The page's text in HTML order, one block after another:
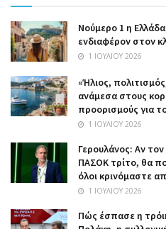
Nούμερο 1 η
ενδιαφέρον στον
1 ΙΟΥΛΊΟΥ 2026
«Ήλιος,
ανάμεσα στους
προορισμούς για
1 ΙΟΥΛΊΟΥ 2026
Γερουλάνος: Αν
ΠΑΣΟΚ τρίτο, θα
όλοι κρινόμαστε
1 ΙΟΥΛΊΟΥ 2026
Πώς έσπασε η